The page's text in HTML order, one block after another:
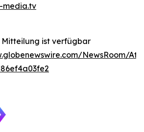
media.tv
Mitteilung ist verfügbar
NewsRoom/